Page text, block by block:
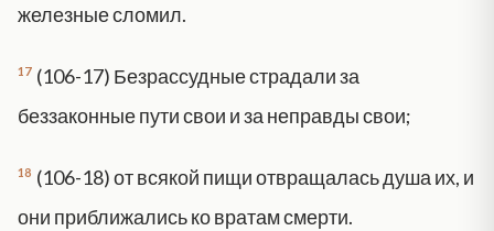
железные сломил.
17 (106-17) Безрассудные страдали за
беззаконные пути свои и за неправды свои;
18 (106-18) от всякой пищи отвращалась душа их, и
они приближались ко вратам смерти.